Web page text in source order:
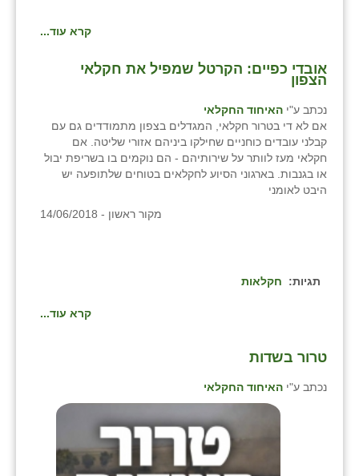
קרא עוד...
אובדי כפיים: הקרטל שמפיל את חקלאי
הצפון
נכתב ע"י האיחוד החקלאי
אם לא די בטרור חקלאי, המגדלים בצפון מתמודדים גם עם
קבלני עובדים כוחניים שחילקו ביניהם אזורי שליטה. אם
חקלאי מעז לוותר על שירותיהם - הם נוקמים בו בשריפת יבול
או בגנבות. בארגוני הסיוע לחקלאים בטוחים שלתופעה יש
היבט לאומני
מקור ראשון - 14/06/2018
תגיות: חקלאות
קרא עוד...
טרור בשדות
נכתב ע"י האיחוד החקלאי